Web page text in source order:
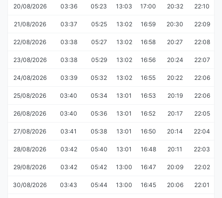
20/08/2026 03:36 05:23 13:03 17:00 20:32 22:10
21/08/2026 03:37 05:25 13:02 16:59 20:30 22:09
22/08/2026 03:38 05:27 13:02 16:58 20:27 22:08
23/08/2026 03:38 05:29 13:02 16:56 20:24 22:07
24/08/2026 03:39 05:32 13:02 16:55 20:22 22:06
25/08/2026 03:40 05:34 13:01 16:53 20:19 22:06
26/08/2026 03:40 05:36 13:01 16:52 20:17 22:05
27/08/2026 03:41 05:38 13:01 16:50 20:14 22:04
28/08/2026 03:42 05:40 13:01 16:48 20:11 22:03
29/08/2026 03:42 05:42 13:00 16:47 20:09 22:02
30/08/2026 03:43 05:44 13:00 16:45 20:06 22:01